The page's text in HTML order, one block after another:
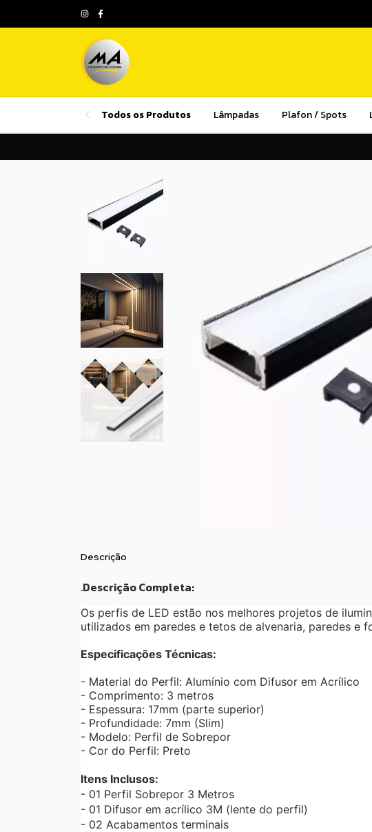
Todos os Produtos Lâmpadas Plafon / Spots
Descrição
.Descrição Completa:
Os perfis de LED estão nos melhores projetos de
utilizados em paredes e tetos de alvenaria, paredes e
Especificações Técnicas:
- Material do Perfil: Alumínio com Difusor em Acrílico
- Comprimento: 3 metros
- Espessura: 17mm (parte superior)
- Profundidade: 7mm (Slim)
- Modelo: Perfil de Sobrepor
- Cor do Perfil: Preto
Itens Inclusos:
- 01 Perfil Sobrepor 3 Metros
- 01 Difusor em acrílico 3M (lente do perfil)
- 02 Acabamentos terminais